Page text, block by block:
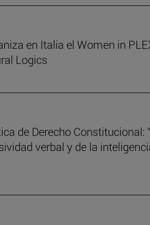
en Italia el Women in
Logics
de Derecho Constitucional:
verbal y de la